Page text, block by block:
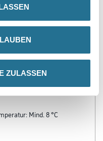
ZULASSEN
Pigmente
Holzbauteile
Mind. 8 °C